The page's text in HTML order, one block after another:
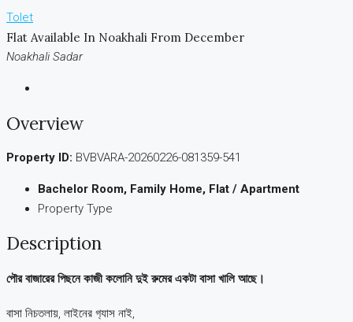
Tolet
Flat Available In Noakhali From December
Noakhali Sadar
Overview
Property ID: BVBVARA-20260226-081359-541
Bachelor Room, Family Home, Flat / Apartment
Property Type
Description
পৌর বাজারের পিছনে কাজী কলোনি দুই রুমের একটা বাসা খালি আছে।
বাসা নিচতলায়, লাইনের গ্যাস নাই,